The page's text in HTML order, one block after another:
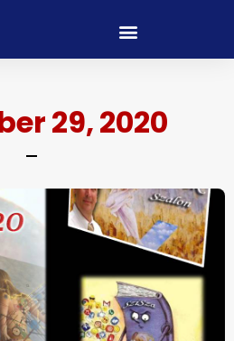
29, 2020